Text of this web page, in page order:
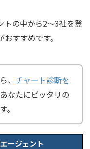
トの中から2〜3社を登
すすめです。
、 チャート診断を
あなたにピッタリの
。
ージェント